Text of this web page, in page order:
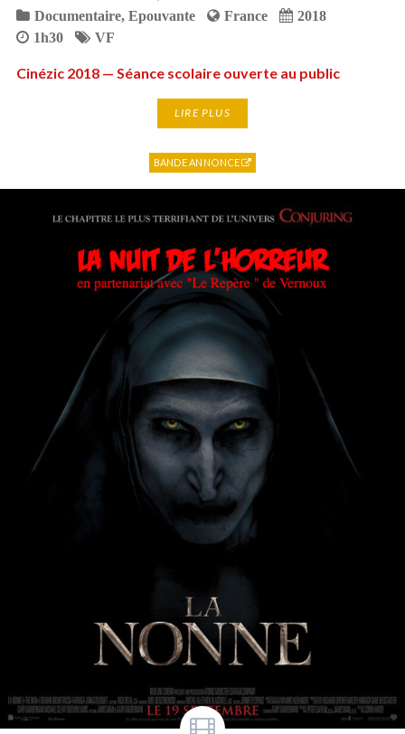
Documentaire, Epouvante France
2018
1h30
VF
Cinézic 2018 — Séance scolaire ouverte au public
LIRE PLUS
BANDE ANNONCE